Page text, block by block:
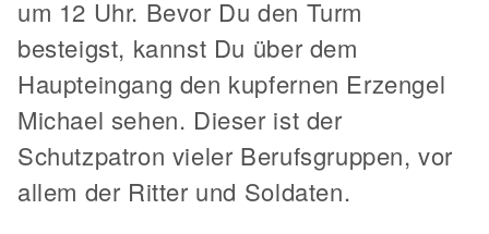
um 12 Uhr. Bevor Du den Turm
besteigst, kannst Du über dem
Haupteingang den kupfernen Erzengel
Michael sehen. Dieser ist der
Schutzpatron vieler Berufsgruppen, vor
allem der Ritter und Soldaten.